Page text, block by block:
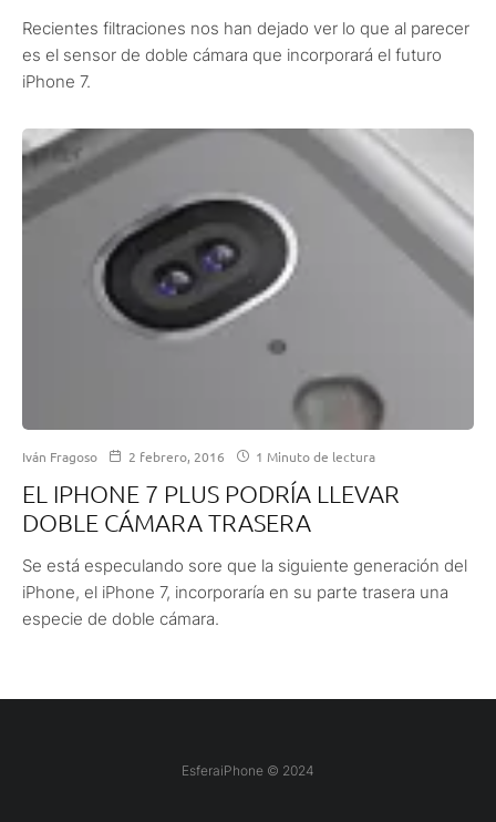
Recientes filtraciones nos han dejado ver lo que al parecer
es el sensor de doble cámara que incorporará el futuro
iPhone 7.
Iván Fragoso 2 febrero, 2016 1 Minuto de lectura
EL IPHONE 7 PLUS PODRÍA LLEVAR
DOBLE CÁMARA TRASERA
Se está especulando sore que la siguiente generación del
iPhone, el iPhone 7, incorporaría en su parte trasera una
especie de doble cámara.
EsferaiPhone © 2024